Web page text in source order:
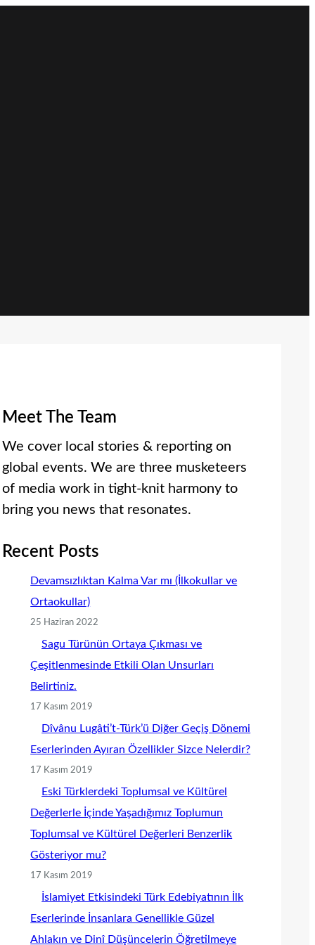
Meet The Team
We cover local stories & reporting on
global events. We are three musketeers
of media work in tight-knit harmony to
bring you news that resonates.
Recent Posts
Devamsızlıktan Kalma Var mı (İlkokullar ve
Ortaokullar)
25 Haziran 2022
Sagu Türünün Ortaya Çıkması ve
Çeşitlenmesinde Etkili Olan Unsurları
Belirtiniz.
17 Kasım 2019
Dîvânu Lugâti’t-Türk’ü Diğer Geçiş Dönemi
Eserlerinden Ayıran Özellikler Sizce Nelerdir?
17 Kasım 2019
Eski Türklerdeki Toplumsal ve Kültürel
Değerlerle İçinde Yaşadığımız Toplumun
Toplumsal ve Kültürel Değerleri Benzerlik
Gösteriyor mu?
17 Kasım 2019
İslamiyet Etkisindeki Türk Edebiyatının İlk
Eserlerinde İnsanlara Genellikle Güzel
Ahlakın ve Dinî Düşüncelerin Öğretilmeye